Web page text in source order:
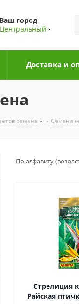
Ваш город
Центральный
Доставка и
семена - Семена
По алфавиту
Стрелиция
Райская